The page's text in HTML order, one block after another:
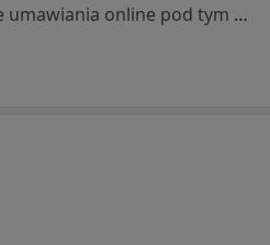
Specjalista nie oferuje umawiania online pod tym adresem.